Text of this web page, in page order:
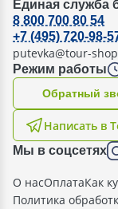
Единая служба
Режим работы
8 800 700 80 54
+7 (495) 720-98-
putevka@tour-
Написать в
Oбратный
Мы в соцсетях
О насОплатаКак
Политика